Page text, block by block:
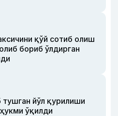
қўй сотиб олиш
бориб ўлдирган
йўл қурилиши
ўқилди